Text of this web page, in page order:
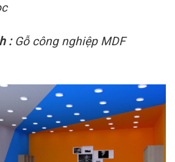
:Gỗ công nghiệp MDF